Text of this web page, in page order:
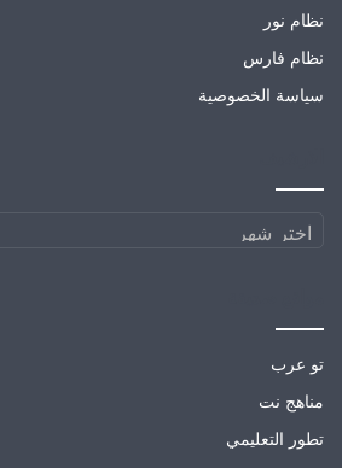
نظام نور
نظام فارس
سياسة الخصوصية
الارشيف
تو عرب
مناهج نت
تطور التعليمي